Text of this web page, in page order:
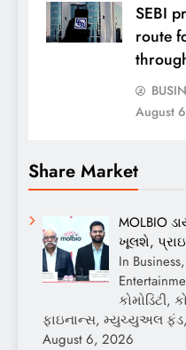
SEBI
route
August
Share Market
MOLBIO
ખૂલશે,
In
કોમોડિટી,
ફાઇનાન્સ, મ્યુચ્યુઅલ
August 6, 2026